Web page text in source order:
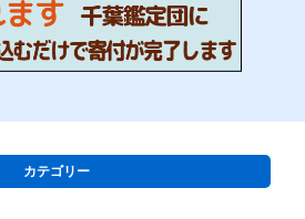
カテゴリー